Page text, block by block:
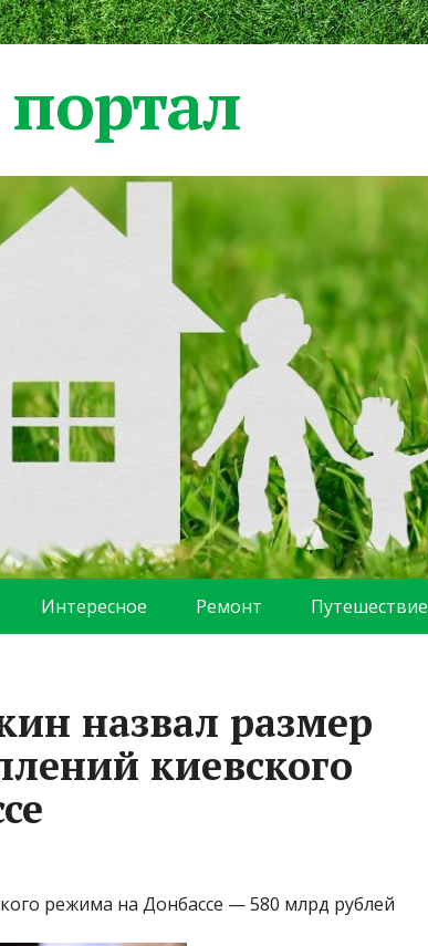
Интересное Ремонт Путешествие
назвал размер
киевского
режима на Донбассе — 580 млрд рублей